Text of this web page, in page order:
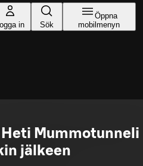
in Sök
Öppna
mobilmenyn
Mummotunneli
jälkeen